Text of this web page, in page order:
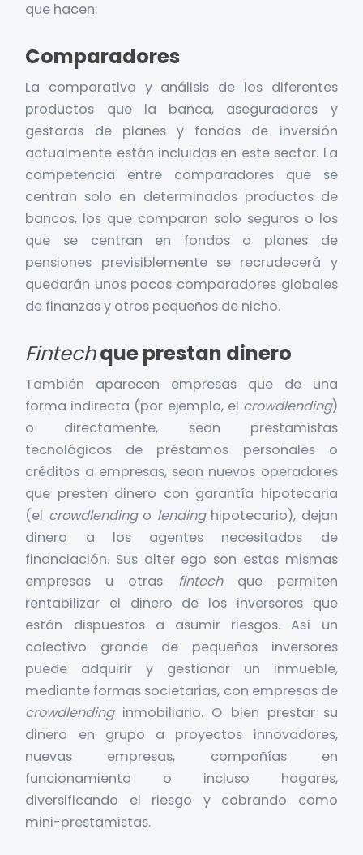
que hacen:
Comparadores
La comparativa y análisis de los diferentes
productos que la banca, aseguradores y
gestoras de planes y fondos de inversión
actualmente están incluidas en este sector. La
competencia entre comparadores que se
centran solo en determinados productos de
bancos, los que comparan solo seguros o los
que se centran en fondos o planes de
pensiones previsiblemente se recrudecerá y
quedarán unos pocos comparadores globales
de finanzas y otros pequeños de nicho.
Fintechque prestan dinero
También aparecen empresas que de una
forma indirecta (por ejemplo, el crowdlending)
o directamente, sean prestamistas
tecnológicos de préstamos personales o
créditos a empresas, sean nuevos operadores
que presten dinero con garantía hipotecaria
(el crowdlendingo lendinghipotecario), dejan
dinero a los agentes necesitados de
financiación. Sus alter ego son estas mismas
empresas u otras fintechque permiten
rentabilizar el dinero de los inversores que
están dispuestos a asumir riesgos. Así un
colectivo grande de pequeños inversores
puede adquirir y gestionar un inmueble,
mediante formas societarias, con empresas de
crowdlendinginmobiliario. O bien prestar su
dinero en grupo a proyectos innovadores,
nuevas empresas, compañías en
funcionamiento o incluso hogares,
diversificando el riesgo y cobrando como
mini-prestamistas.